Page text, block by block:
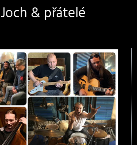
& přátelé